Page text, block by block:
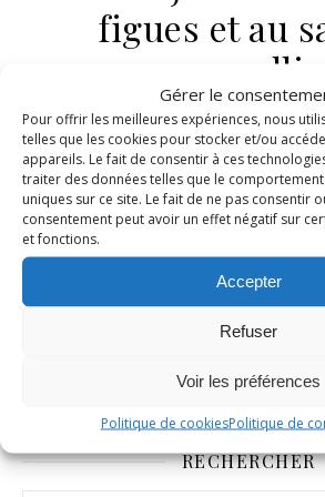
Gérer le
Pour offrir les meilleures expériences, nous
telles que les cookies pour stocker et/ou
appareils. Le fait de consentir à ces
traiter des données telles que le
uniques sur ce site. Le fait de ne pas consentir
consentement peut avoir un effet négatif sur
et fonctions.
Accepter
Refuser
Voir les préférences
Politique de cookiesPolitique de
figues et au
marcellin
5 octobre 2007 /Aucun
LIRE LA SUITE
RECHERCHER